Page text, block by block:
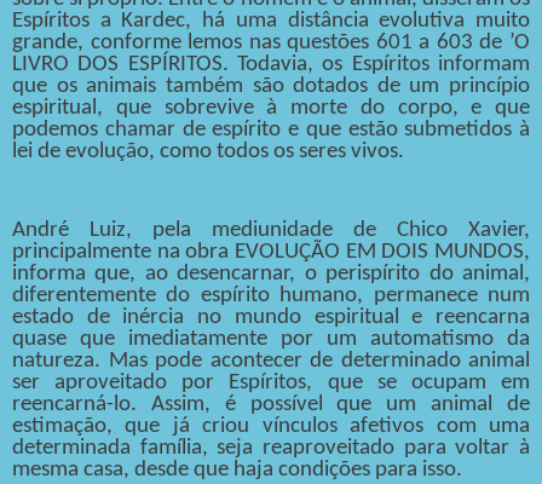
Espíritos a Kardec, há uma distância evolutiva muito
grande, conforme lemos nas questões 601 a 603 de ’O
LIVRO DOS ESPÍRITOS. Todavia, os Espíritos informam
que os animais também são dotados de um princípio
espiritual, que sobrevive à morte do corpo, e que
podemos chamar de espírito e que estão submetidos à
lei de evolução, como todos os seres vivos.
André Luiz, pela mediunidade de Chico Xavier,
principalmente na obra EVOLUÇÃO EM DOIS MUNDOS,
informa que, ao desencarnar, o perispírito do animal,
diferentemente do espírito humano, permanece num
estado de inércia no mundo espiritual e reencarna
quase que imediatamente por um automatismo da
natureza. Mas pode acontecer de determinado animal
ser aproveitado por Espíritos, que se ocupam em
reencarná-lo. Assim, é possível que um animal de
estimação, que já criou vínculos afetivos com uma
determinada família, seja reaproveitado para voltar à
mesma casa, desde que haja condições para isso.